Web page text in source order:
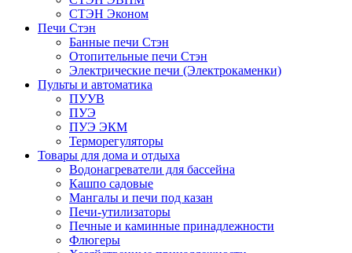
СТЭН Эконом
Печи Стэн
Банные печи Стэн
Отопительные печи Стэн
Электрические печи (Электрокаменки)
Пульты и автоматика
ПУУВ
ПУЭ
ПУЭ ЭКМ
Терморегуляторы
Товары для дома и отдыха
Водонагреватели для бассейна
Кашпо садовые
Мангалы и печи под казан
Печи-утилизаторы
Печные и каминные принадлежности
Флюгеры